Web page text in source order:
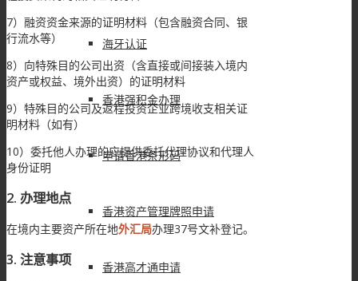
海牙认证
香港强积金办理
申请香港条形码
香港资产管理牌照申请
香港高才通申请
7）融资资金来源的证明材料（包含融资合同、银
行流水等）
8）向特殊目的公司出资（含直接或间接装入境内
资产或权益、境外出资）的证明材料
9）特殊目的公司及返程投资企业跨境收支相关证
明材料（如有）
10）委托他人办理的应提供委托代理协议和代理人
身份证明
2. 办理地点
在境内主要资产所在地外汇局办理37号文补登记。
3. 注意事项